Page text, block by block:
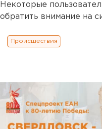
Некоторые
обратить внимание на
Происшествия